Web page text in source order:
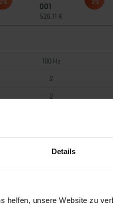
Details
helfen, unsere Website zu
001
526,11 €
100 Hz
2
2
-
250 kBit/s